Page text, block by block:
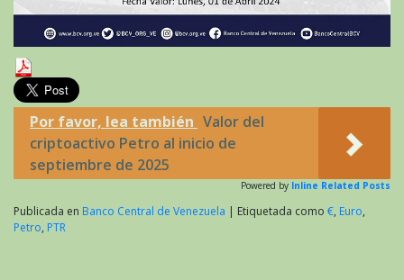
Por favor, lea también Valor del
criptoactivo Petro al inicio de
septiembre de 2025
Powered by Inline Related Posts
Publicada en Banco Central de Venezuela | Etiquetada como €, Euro,
Petro, PTR